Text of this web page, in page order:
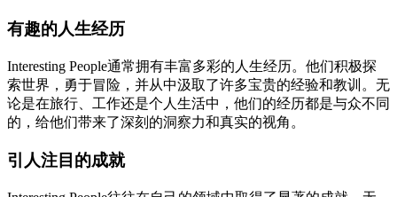
有趣的人生经历
Interesting People通常拥有丰富多彩的人生经历。他们积极探
索世界，勇于冒险，并从中汲取了许多宝贵的经验和教训。无
论是在旅行、工作还是个人生活中，他们的经历都是与众不同
的，给他们带来了深刻的洞察力和真实的视角。
引人注目的成就